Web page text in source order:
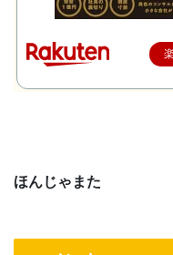
ほんじゃまた